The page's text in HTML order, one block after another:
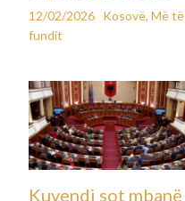
12/02/2026 Kosovë,Më të
fundit
Kuvendi sot mbanë